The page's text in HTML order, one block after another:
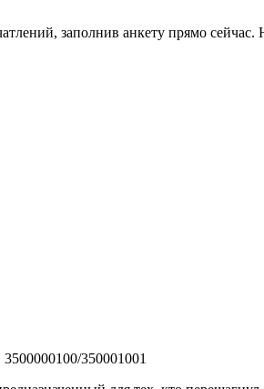
заполнив анкету прямо сейчас.
350001001